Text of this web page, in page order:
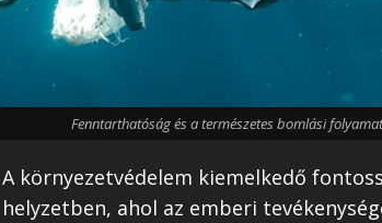
Fenntarthatóság és a természetes bomlási
A környezetvédelem kiemelkedő
helyzetben, ahol az emberi